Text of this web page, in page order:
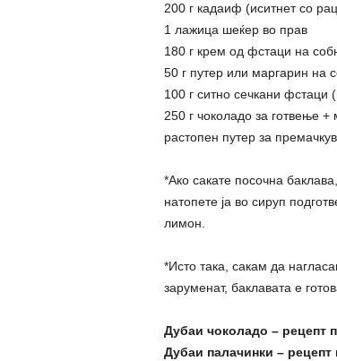
200 г кадаиф (иситнет со
1 лажица шеќер во прав
180 г крем од фстаци на
50 г путер или маргарин на
100 г ситно сечкани фстаци
250 г чоколадо за готвење +
растопен путер за
*Ако сакате посочна
натопете ја во сируп
лимон.
*Исто така, сакам да
заруменат, баклавата е
Дубаи чоколадо – рецепт
Дубаи палачинки – рецепт